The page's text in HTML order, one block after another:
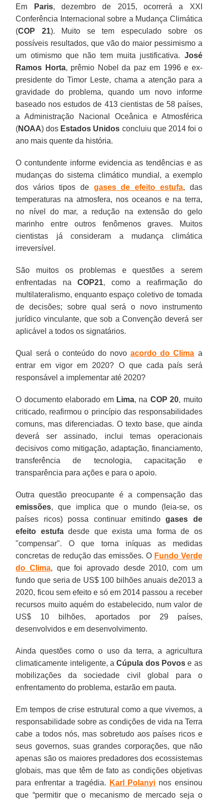
Em Paris, dezembro de 2015, ocorrerá a XXI
Conferência Internacional sobre a Mudança Climática
(COP 21). Muito se tem especulado sobre os
possíveis resultados, que vão do maior pessimismo a
um otimismo que não tem muita justificativa. José
Ramos Horta, prêmio Nobel da paz em 1996 e ex-
presidente do Timor Leste, chama a atenção para a
gravidade do problema, quando um novo informe
baseado nos estudos de 413 cientistas de 58 países,
a Administração Nacional Oceânica e Atmosférica
(NOAA) dos Estados Unidos concluiu que 2014 foi o
ano mais quente da história.
O contundente informe evidencia as tendências e as
mudanças do sistema climático mundial, a exemplo
dos vários tipos de gases de efeito estufa, das
temperaturas na atmosfera, nos oceanos e na terra,
no nível do mar, a redução na extensão do gelo
marinho entre outros fenômenos graves. Muitos
cientistas já consideram a mudança climática
irreversível.
São muitos os problemas e questões a serem
enfrentadas naCOP21, como a reafirmação do
multilateralismo, enquanto espaço coletivo de tomada
de decisões; sobre qual será o novo instrumento
jurídico vinculante, que sob a Convenção deverá ser
aplicável a todos os signatários.
Qual será o conteúdo do novoacordo do Clima a
entrar em vigor em 2020? O que cada país será
responsável a implementar até 2020?
O documento elaborado em Lima, na COP 20, muito
criticado, reafirmou o princípio das responsabilidades
comuns, mas diferenciadas. O texto base, que ainda
deverá ser assinado, inclui temas operacionais
decisivos como mitigação, adaptação, financiamento,
transferência de tecnologia, capacitação e
transparência para ações e para o apoio.
Outra questão preocupante é a compensação das
emissões, que implica que o mundo (leia-se, os
países ricos) possa continuar emitindogases de
efeito estufadesde que exista uma forma de os
"compensar". O que torna iníquas as medidas
concretas de redução das emissões. O Fundo Verde
do Clima, que foi aprovado desde 2010, com um
fundo que seria de US$ 100 bilhões anuais de2013 a
2020, ficou sem efeito e só em 2014 passou a receber
recursos muito aquém do estabelecido, num valor de
US$ 10 bilhões, aportados por 29 países,
desenvolvidos e em desenvolvimento.
Ainda questões como o uso da terra, a agricultura
climaticamente inteligente, aCúpula dos Povose as
mobilizações da sociedade civil global para o
enfrentamento do problema, estarão em pauta.
Em tempos de crise estrutural como a que vivemos, a
responsabilidade sobre as condições de vida na Terra
cabe a todos nós, mas sobretudo aos países ricos e
seus governos, suas grandes corporações, que não
apenas são os maiores predadores dos ecossistemas
globais, mas que têm de fato as condições objetivas
para enfrentar a tragédia.
Karl Polanyi nos ensinou
que “permitir que o mecanismo de mercado seja o